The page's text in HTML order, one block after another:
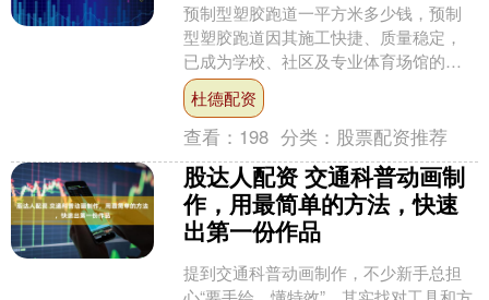
预制型塑胶跑道一平方米多少钱，预制
型塑胶跑道因其施工快捷、质量稳定，
已成为学校、社区及专业体育场馆的常
用铺装材料。根据市场调研，预制型跑
道的材料费用大致落在 每....
杜德配资
查看： 198 分类： 股票配资推荐
股达人配资 交通科普动画制
作，用最简单的方法，快速
出第一份作品
提到交通科普动画制作，不少新手总担